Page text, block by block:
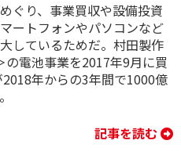
ぐり、事業買収や設備投資
ートフォンやパソコンなど
しているためだ。村田製作
電池事業を2017年9月に買
年からの3年間で1000億
記事を読む